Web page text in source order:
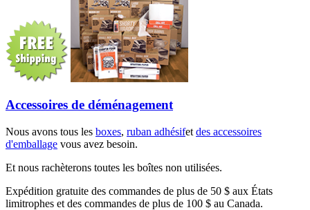
Accessoires de déménagement
Nous avons tous les boxes, ruban adhésifet des accessoires
d'emballage vous avez besoin.
Et nous rachèterons toutes les boîtes non utilisées.
Expédition gratuite des commandes de plus de 50 $ aux États
limitrophes et des commandes de plus de 100 $ au Canada.